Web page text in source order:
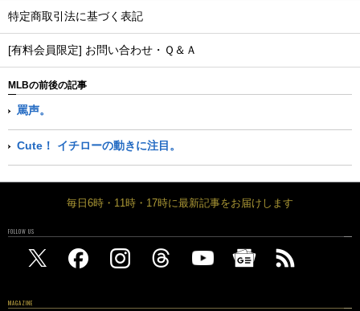
特定商取引法に基づく表記
[有料会員限定] お問い合わせ・Ｑ＆Ａ
MLBの前後の記事
罵声。
Cute！ イチローの動きに注目。
毎日6時・11時・17時に最新記事をお届けします
FOLLOW US
MAGAZINE